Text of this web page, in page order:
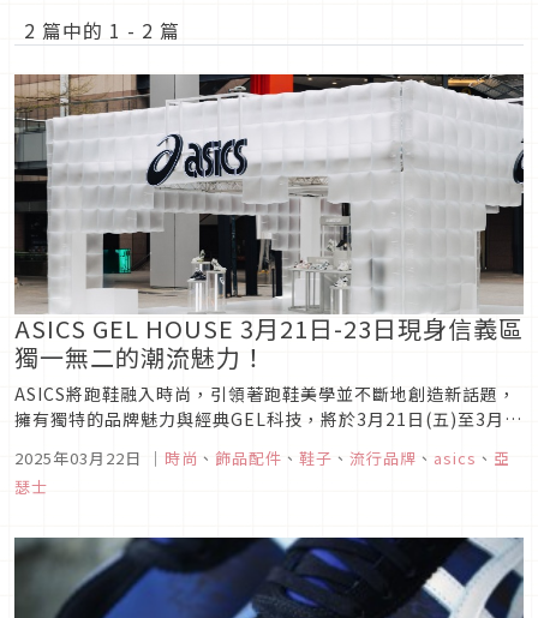
2 篇中的 1 - 2 篇
ASICS GEL HOUSE 3月21日-23日現身信義區
獨一無二的潮流魅力！
ASICS將跑鞋融入時尚，引領著跑鞋美學並不斷地創造新話題，
擁有獨特的品牌魅力與經典GEL科技，將於3月21日(五)至3月
同 潮流隨型」的ASICS GEL HOUSE，邀請大家一同探索ASICS
SPORTSTYLE的潮流魅力！除了...
2025年03月22日 ｜ 時尚 、 飾品配件 、 鞋子 、 流行品牌 、 asics 、 亞
瑟士